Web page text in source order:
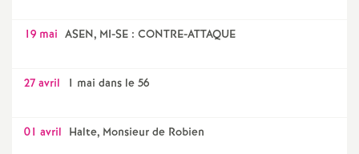
19 mai ASEN, MI-SE : CONTRE-ATTAQUE
27 avril 1 mai dans le 56
01 avril Halte, Monsieur de Robien